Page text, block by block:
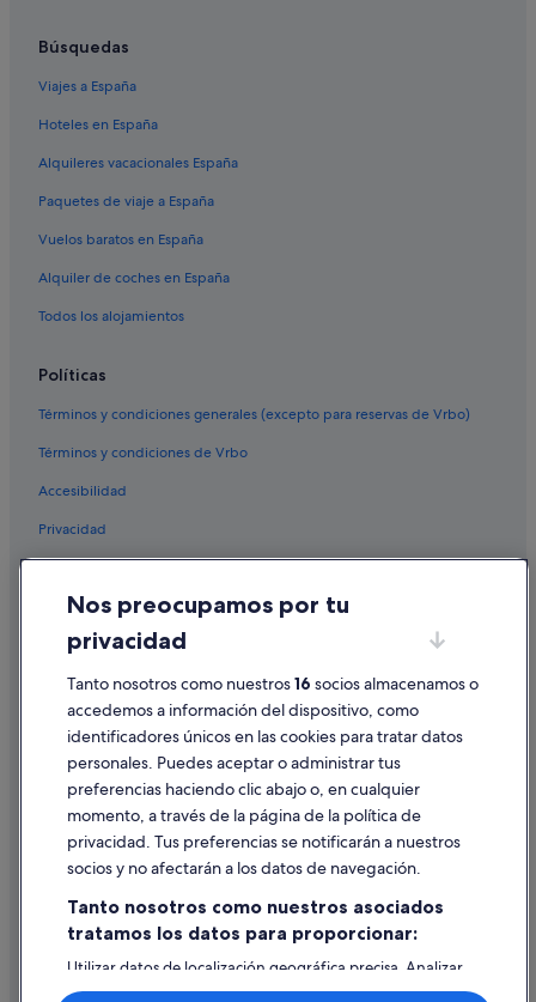
Best Hotels en Fañabé
Apartamentos en El Duque
Hoteles cerca de Golf Costa Adeje
Hoteles cerca de Centro comercial Gran Sur
Riu Hotels en Costa Adeje
Hoteles con bar en Playa Paraíso
La Caleta hoteles
Hoteles cerca de Tenerife Top Training
Iberostar hoteles en La Caleta
Princess Hotels en Playa Paraíso
Búsquedas
Viajes a España
Hoteles en España
Alquileres vacacionales España
Paquetes de viaje a España
Vuelos baratos en España
Alquiler de coches en España
Todos los alojamientos
Políticas
Términos y condiciones generales (excepto para reservas de Vrbo)
Términos y condiciones de Vrbo
Accesibilidad
Privacidad
Condiciones de uso
Información legal/contacto
Pautas sobre el contenido y cómo denunciar contenido
Ayuda
Cancelar un vuelo
Cancelar una reserva de hotel o de un alquiler vacacional
Utilizar un cupón de Expedia
Documentos para viajes internacionales
Nos preocupamos por tu
privacidad
Tanto nosotros como nuestros16 socios almacenamos o
accedemos a información del dispositivo, como
identificadores únicos en las cookies para tratar datos
personales. Puedes aceptar o administrar tus
preferencias haciendo clic abajo o, en cualquier
momento, a través de la página de la política de
privacidad. Tus preferencias se notificarán a nuestros
socios y no afectarán a los datos de navegación.
Tanto nosotros como nuestros asociados
tratamos los datos para proporcionar:
Utilizar datos de localización geográfica precisa. Analizar
activamente las características del dispositivo para su